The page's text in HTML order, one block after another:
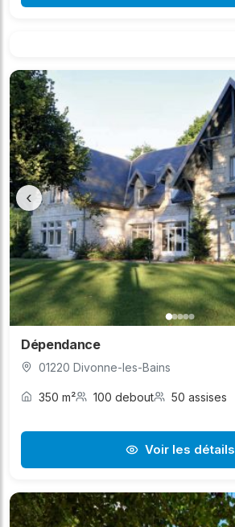
‹
Dépendance
01220 Divonne-les-Bains
350 m² 100 debout 50 assises
Voir les détails